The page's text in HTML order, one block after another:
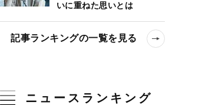
いに重ねた思いとは
記事ランキングの一覧を見る
ニュースランキング